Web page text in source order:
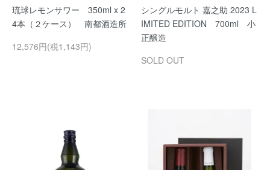
琉球レモンサワー 350ml x 2
4本（２ケース） 南都酒造所
12,576円(税1,143円)
シングルモルト 嘉之助 2023 L
IMITED EDITION 700ml 小
正醸造
SOLD OUT